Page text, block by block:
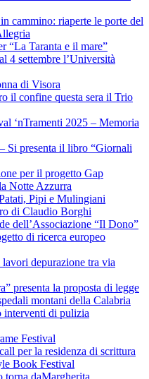
cammino: riaperte le porte del
“La Taranta e il mare”
settembre l’Università
di Visora
il confine questa sera il Trio
‘nTramenti 2025 – Memoria
presenta il libro “Giornali
per il progetto Gap
Notte Azzurra
Pipi e Mulingiani
di Claudio Borghi
dell’Associazione “Il Dono”
di ricerca europeo
depurazione tra via
presenta la proposta di legge
montani della Calabria
di pulizia
Festival
per la residenza di scrittura
Book Festival
daMargherita